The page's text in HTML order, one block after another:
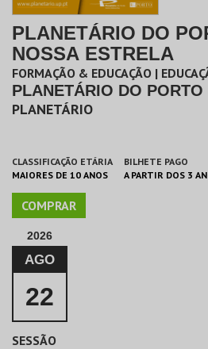
PLANETÁRIO DO
NOSSA ESTRELA
FORMAÇÃO & EDUCAÇÃO |
PLANETÁRIO DO PORTO
PLANETÁRIO
CLASSIFICAÇÃO ETÁRIA
MAIORES DE 10 ANOS
BILHETE PAGO
A PARTIR DOS 3
COMPRAR
2026
AGO
22
SESSÃO